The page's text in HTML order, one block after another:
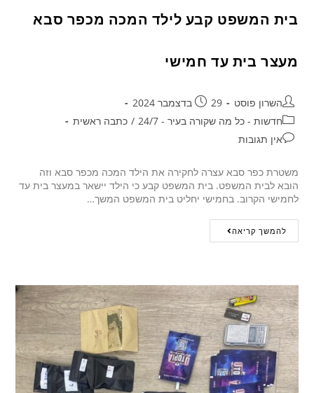
בית המשפט קבע לילד המכה מכפר סבא
מעצר בית עד חמישי
השרון פוסט
29 בדצמבר 2024
חדשות - כל מה שקורה בעיר - 24/7
/ כתבה ראשית
אין תגובות
משטרת כפר סבא עצרה לחקירה את הילד המכה מכפר סבא וזה
הובא לבית המשפט. בית המשפט קבע כי הילד יישאר במעצר בית עד
לחמישי הקרוב. בחמישי יחליט בית המשפט המשך…
להמשך קריאה